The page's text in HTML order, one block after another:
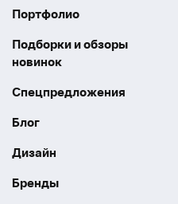
Портфолио
Подборки и обзоры
новинок
Спецпредложения
Блог
Дизайн
Бренды